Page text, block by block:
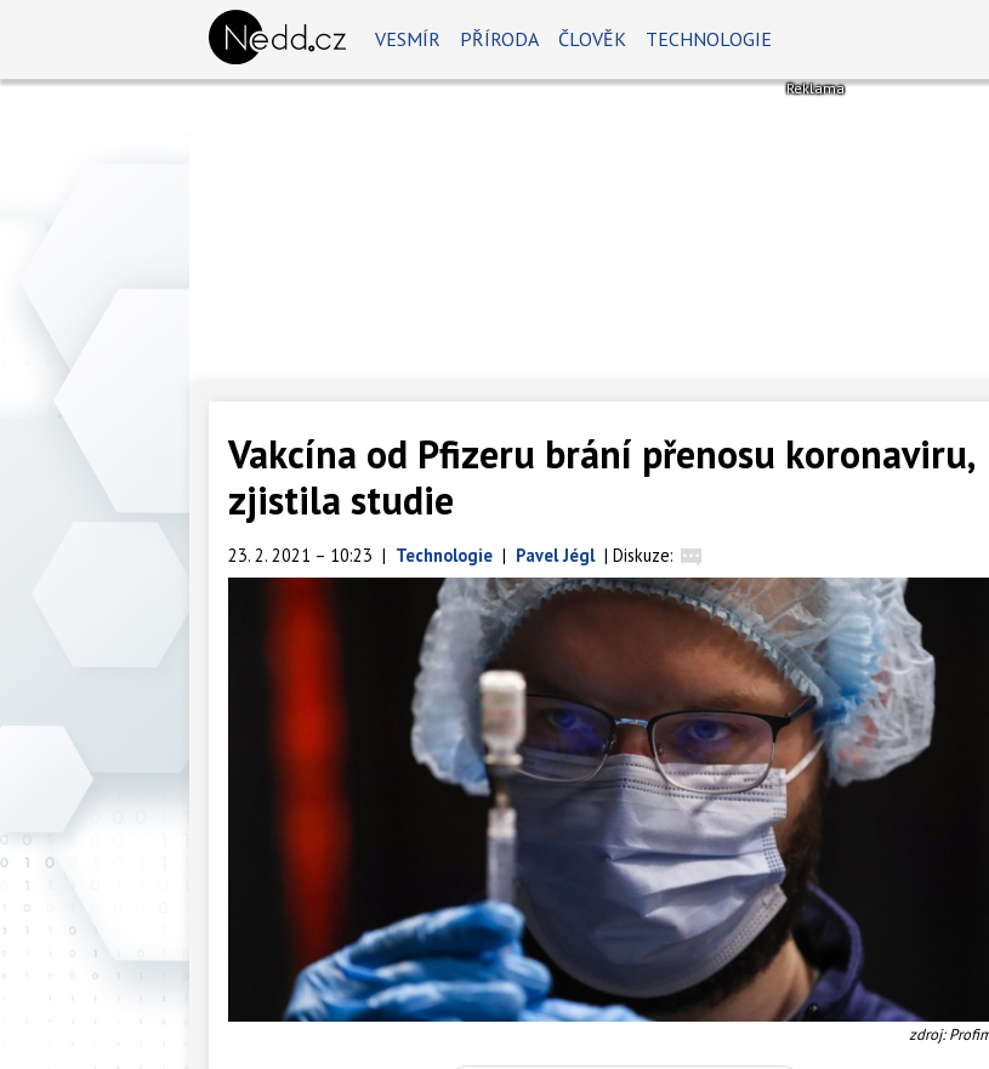
VESMÍR PŘÍRODA ČLOVĚK TECHNOLOGIE
Vakcína od Pfizeru brání přenosu koronaviru,
zjistila studie
23. 2. 2021 – 10:23 | Technologie | Pavel Jégl | Diskuze:
zdroj: